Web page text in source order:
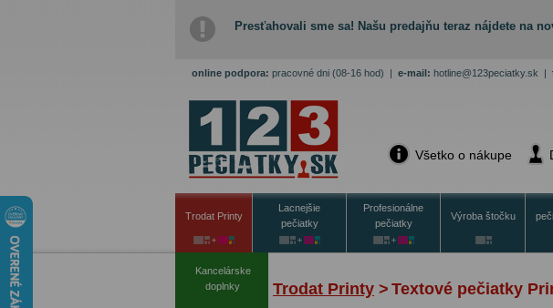
Presťahovali sme sa! Našu predajňu teraz nájdete na
online podpora: pracovné dni (08-16 hod) | e-mail: hotline@123peciatky.sk |
Všetko o nákupe
Trodat Printy
Lacnejšie
pečiatky
Profesionálne
pečiatky
Výroba štočku
Kancelárske
doplnky
Trodat Printy > Textové pečiatky